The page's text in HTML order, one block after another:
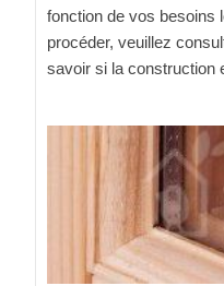
fonction de vos besoins
procéder, veuillez
savoir si la construction